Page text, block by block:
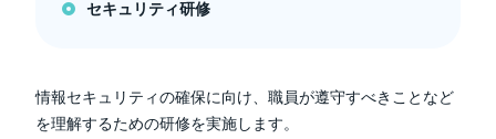
セキュリティ研修
情報セキュリティの確保に向け、職員が遵守すべきことなど
を理解するための研修を実施します。